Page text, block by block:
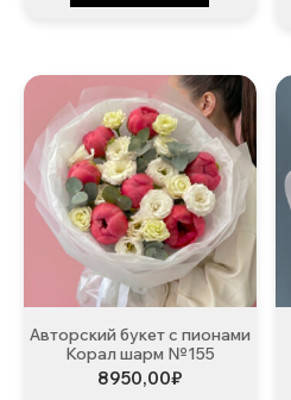
Авторский букет с пионами
Корал шарм №155
8950,00₽